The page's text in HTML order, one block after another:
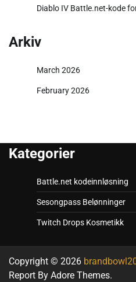
Diablo IV Battle.net-kode
Arkiv
March 2026
February 2026
Kategorier
Battle.net kodeinnløsning
Sesongpass Belønninger
Twitch Drops Kosmetikk
Copyright © 2026
Report By Adore Themes.